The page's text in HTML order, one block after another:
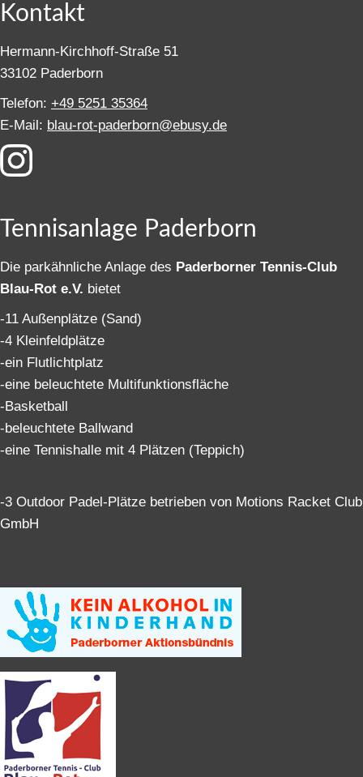
Kontakt
Hermann-Kirchhoff-Straße 51
33102 Paderborn
Telefon: +49 5251 35364
E-Mail: blau-rot-paderborn@ebusy.de
Tennisanlage Paderborn
Die parkähnliche Anlage des Paderborner Tennis-Club
Blau-Rot e.V. bietet
-11 Außenplätze (Sand)
-4 Kleinfeldplätze
-ein Flutlichtplatz
-eine beleuchtete Multifunktionsfläche
-Basketball
-beleuchtete Ballwand
-eine Tennishalle mit 4 Plätzen (Teppich)
-3 Outdoor Padel-Plätze betrieben von Motions Racket Club
GmbH